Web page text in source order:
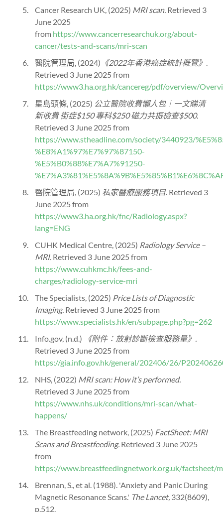
Cancer Research UK, (2025) MRI scan. Retrieved 3
June 2025
from https://www.cancerresearchuk.org/about-
cancer/tests-and-scans/mri-scan
醫院管理局, (2024) 《2022年香港癌症統計概覽》
Retrieved 3 June 2025 from
https://www3.ha.org.hk/cancereg/pdf/overview/
星島頭條, (2025) 公立醫院收費懶人包︱一文睇清
新收費 街症$150 專科$250 磁力共振檢查$500.
Retrieved 3 June 2025 from
https://www.stheadline.com/society/3440923/
%E8%A1%97%E7%97%87150-
%E5%B0%88%E7%A7%91250-
醫院管理局, (2025) 私家醫療服務項目. Retrieved 3
June 2025 from
https://www3.ha.org.hk/fnc/Radiology.aspx?
lang=ENG
CUHK Medical Centre, (2025) Radiology Service –
MRI. Retrieved 3 June 2025 from
https://www.cuhkmc.hk/fees-and-
charges/radiology-service-mri
The Specialists, (2025) Price Lists of Diagnostic
Imaging. Retrieved 3 June 2025 from
https://www.specialists.hk/en/subpage.php?pg=262
Info.gov, (n.d.)
《附件：放射診斷檢查服務量》.
Retrieved 3 June 2025 from
https://gia.info.gov.hk/general/202406/26/
NHS, (2022) MRI scan: How it’s performed.
Retrieved 3 June 2025 from
https://www.nhs.uk/conditions/mri-scan/what-
happens/
The Breastfeeding network, (2025) FactSheet: MRI
Scans and Breastfeeding. Retrieved 3 June 2025
from
https://www.breastfeedingnetwork.org.uk/factsheet/
Brennan, S., et al. (1988). 'Anxiety and Panic During
Magnetic Resonance Scans.' The Lancet, 332(8609),
p.512.